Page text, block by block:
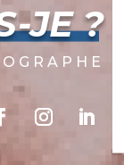
JE ?